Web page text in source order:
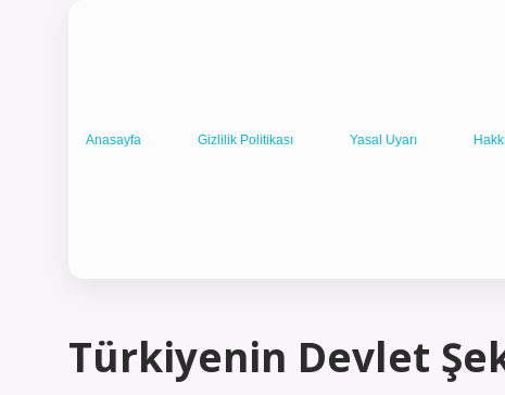
Anasayfa Gizlilik Politikası Yasal Uyarı
Türkiyenin Devlet